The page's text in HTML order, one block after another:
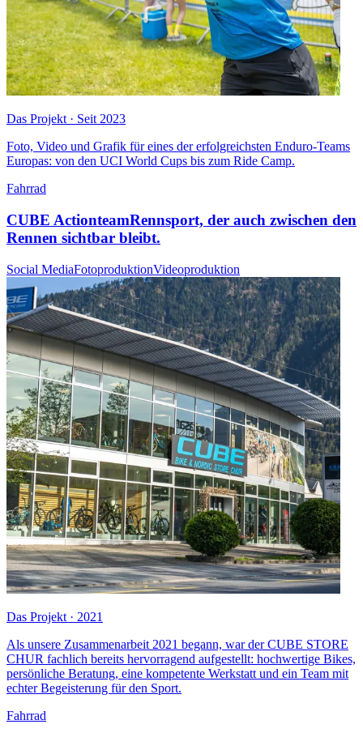
Das Projekt · Seit 2023
Foto, Video und Grafik für eines der erfolgreichsten Enduro-Teams
Europas: von den UCI World Cups bis zum Ride Camp.
Fahrrad
CUBE ActionteamRennsport, der auch zwischen den
Rennen sichtbar bleibt.
Social MediaFotoproduktionVideoproduktion
Das Projekt · 2021
Als unsere Zusammenarbeit 2021 begann, war der CUBE STORE
CHUR fachlich bereits hervorragend aufgestellt: hochwertige Bikes,
persönliche Beratung, eine kompetente Werkstatt und ein Team mit
echter Begeisterung für den Sport.
Fahrrad